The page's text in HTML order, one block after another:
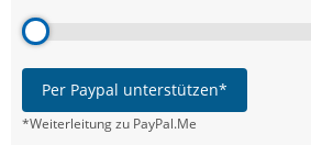
Per Paypal unterstützen*
*Weiterleitung zu PayPal.Me